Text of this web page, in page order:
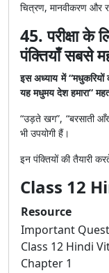
चित्रण, मानवीकरण और
45. परीक्षा के
पंक्तियाँ सबसे
इस अध्याय में
यह मधुमय देश हमारा”
“उड़ते खग”, “बरसाती
भी उपयोगी हैं।
इन पंक्तियों की तैयारी
Class 12
Resource
Important
Class 12 Hindi
Chapter 1